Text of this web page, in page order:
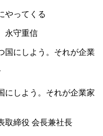
やってくる
永守重信
にしよう。それが企業家
締役 会長兼社長